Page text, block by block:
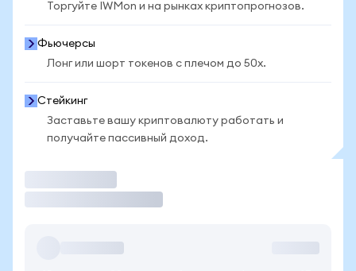
Торгуйте IWMon и на рынках криптопрогнозов.
Фьючерсы
Лонг или шорт токенов с плечом до 50x.
Стейкинг
Заставьте вашу криптовалюту работать и
получайте пассивный доход.